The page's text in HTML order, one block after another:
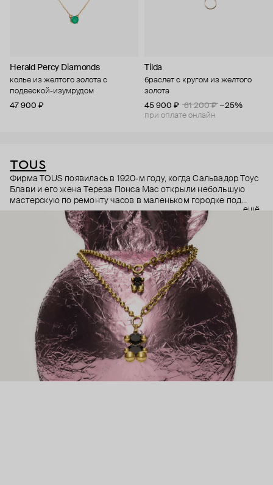
Herald Percy Diamonds
колье из желтого золота с
подвеской-изумрудом
47 900 ₽
Tilda
браслет с кругом из желтого
золота
45 900 ₽
61 200 ₽ −25%
при оплате онлайн
TOUS
Фирма TOUS появилась в 1920-м году, когда Сальвадор Тоус
Блави и его жена Тереза Понса Мас открыли небольшую
мастерскую по ремонту часов в маленьком городке под
Барселоной. Долгое время они занимались только часами:
лишь в 1970-м году сын основателя Сальвадор Тоус Понса и
его жена Роза Ориоль начинают также ремонтировать и
преображать украшения клиентов. Успех был настолько
большим, что в начале 80-х Роза сама начала заниматься
дизайном. Теперь TOUS – известный во всем мире бренд
доступных ювелирных украшений высочайшего качества. А
их культовый медвежонок – настоящий символ нежности и
ещё